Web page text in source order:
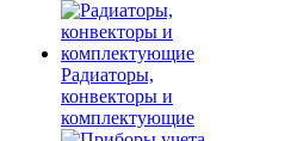
Радиаторы,
конвекторы и
комплектующие